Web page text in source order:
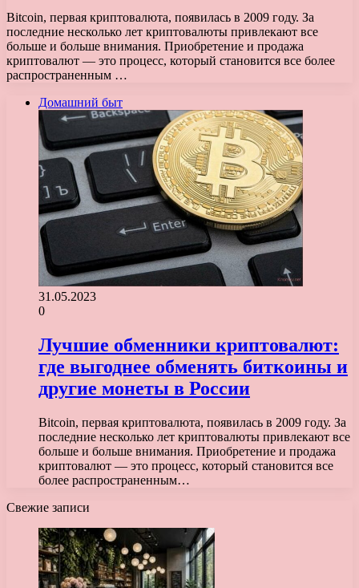
Bitcoin, первая криптовалюта, появилась в 2009 году. За
последние несколько лет криптовалюты привлекают все
больше и больше внимания. Приобретение и продажа
криптовалют — это процесс, который становится все более
распространенным …
Домашний быт
31.05.2023
0
Лучшие обменники криптовалют:
где выгоднее обменять биткоины и
другие монеты в России
Bitcoin, первая криптовалюта, появилась в 2009 году. За
последние несколько лет криптовалюты привлекают все
больше и больше внимания. Приобретение и продажа
криптовалют — это процесс, который становится все
более распространенным…
Свежие записи